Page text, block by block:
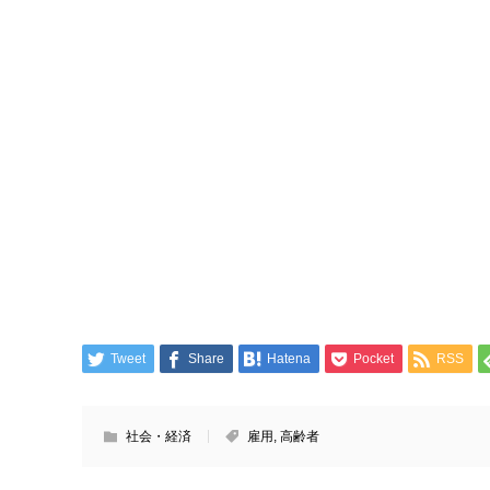
Tweet Share Hatena Pocket RSS
社会・経済 雇用 高齢者